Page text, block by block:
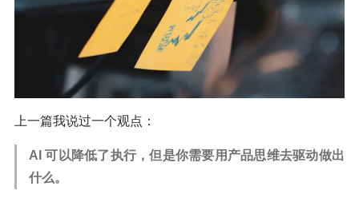
上一篇我说过一个观点：
AI 可以降低了执行，但是你需要用产品思维去驱动做出
什么。